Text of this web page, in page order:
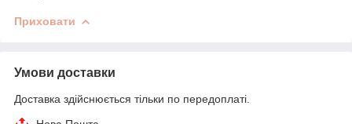
Приховати
Умови доставки
Доставка здійснюється тільки по передоплаті.